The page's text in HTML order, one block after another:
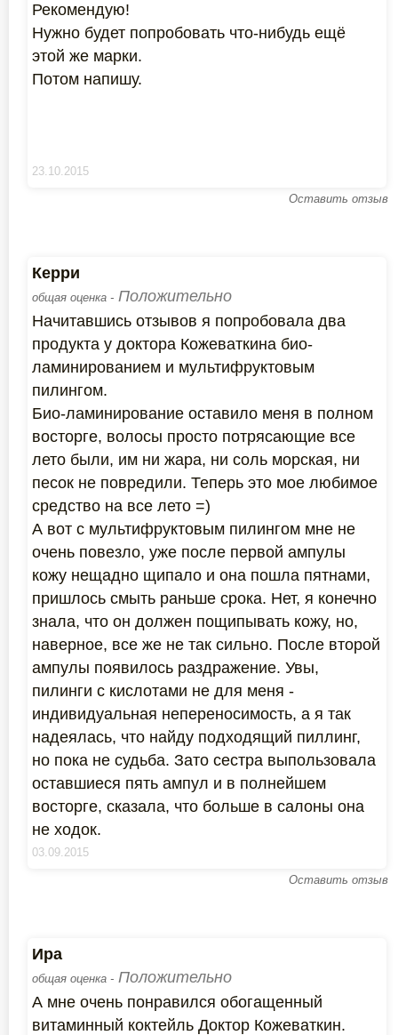
Рекомендую!
Нужно будет попробовать что-нибудь ещё
этой же марки.
Потом напишу.
23.10.2015
Оставить отзыв
Керри
общая оценка - Положительно
Начитавшись отзывов я попробовала два
продукта у доктора Кожеваткина био-
ламинированием и мультифруктовым
пилингом.
Био-ламинирование оставило меня в полном
восторге, волосы просто потрясающие все
лето были, им ни жара, ни соль морская, ни
песок не повредили. Теперь это мое любимое
средство на все лето =)
А вот с мультифруктовым пилингом мне не
очень повезло, уже после первой ампулы
кожу нещадно щипало и она пошла пятнами,
пришлось смыть раньше срока. Нет, я конечно
знала, что он должен пощипывать кожу, но,
наверное, все же не так сильно. После второй
ампулы появилось раздражение. Увы,
пилинги с кислотами не для меня -
индивидуальная непереносимость, а я так
надеялась, что найду подходящий пиллинг,
но пока не судьба. Зато сестра выпользовала
оставшиеся пять ампул и в полнейшем
восторге, сказала, что больше в салоны она
не ходок.
03.09.2015
Оставить отзыв
Ира
общая оценка - Положительно
А мне очень понравился обогащенный
витаминный коктейль Доктор Кожеваткин.